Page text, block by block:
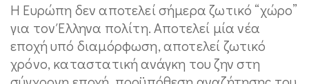
Η Ευρώπη δεν αποτελεί σήμερα ζωτικό “χώρο”
για τον Έλληνα πολίτη. Αποτελεί μία νέα
εποχή υπό διαμόρφωση, αποτελεί ζωτικό
χρόνο, καταστατική ανάγκη του ζην στη